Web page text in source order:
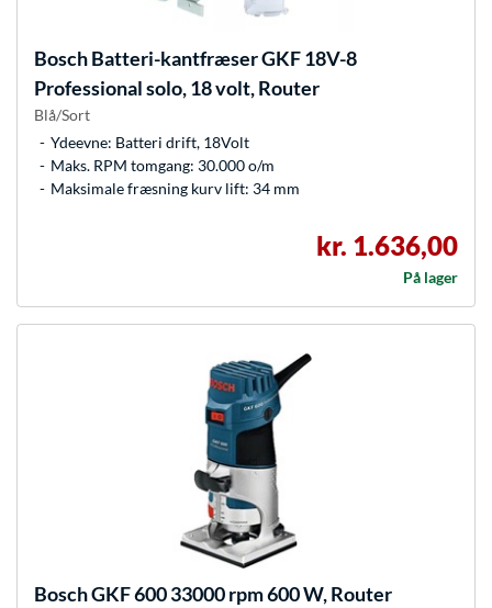
BoschBatteri-kantfræser GKF 18V-8
Professional solo, 18 volt, Router
Blå/Sort
Ydeevne: Batteri drift, 18Volt
Maks. RPM tomgang: 30.000 o/m
Maksimale fræsning kurv lift: 34 mm
kr. 1.636,00
På lager
BoschGKF 600 33000 rpm 600 W, Router